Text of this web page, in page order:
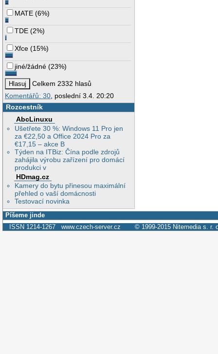
MATE (6%)
TDE (2%)
Xfce (15%)
jiné/žádné (23%)
Celkem 2332 hlasů
Komentářů: 30, poslední 3.4. 20:20
Rozcestník
AbcLinuxu
Ušetřete 30 %: Windows 11 Pro jen
za €22,50 a Office 2024 Pro za
€17,15 – akce B
Týden na ITBiz: Čína podle zdrojů
zahájila výrobu zařízení pro domácí
produkci v
HDmag.cz
Kamery do bytu přinesou maximální
přehled o vaší domácnosti
Testovací novinka
Píšeme jinde
ISSN 1214-1267 www.czech-server.cz © 1999-2015 Nitemedia s. r.